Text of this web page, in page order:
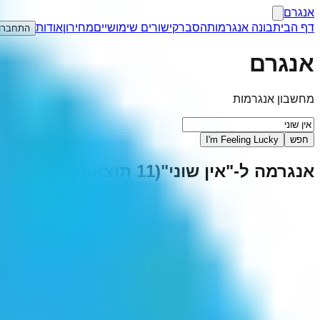
אנגרם
דף הביתבונה אנגרמותהסברקישורים שימושייםמחירוןאודות
אנגרם
מחשבון אנגרמות
חפש I'm Feeling Lucky
אנגרמה ל-"אין שוני"
(
11תוצאות)